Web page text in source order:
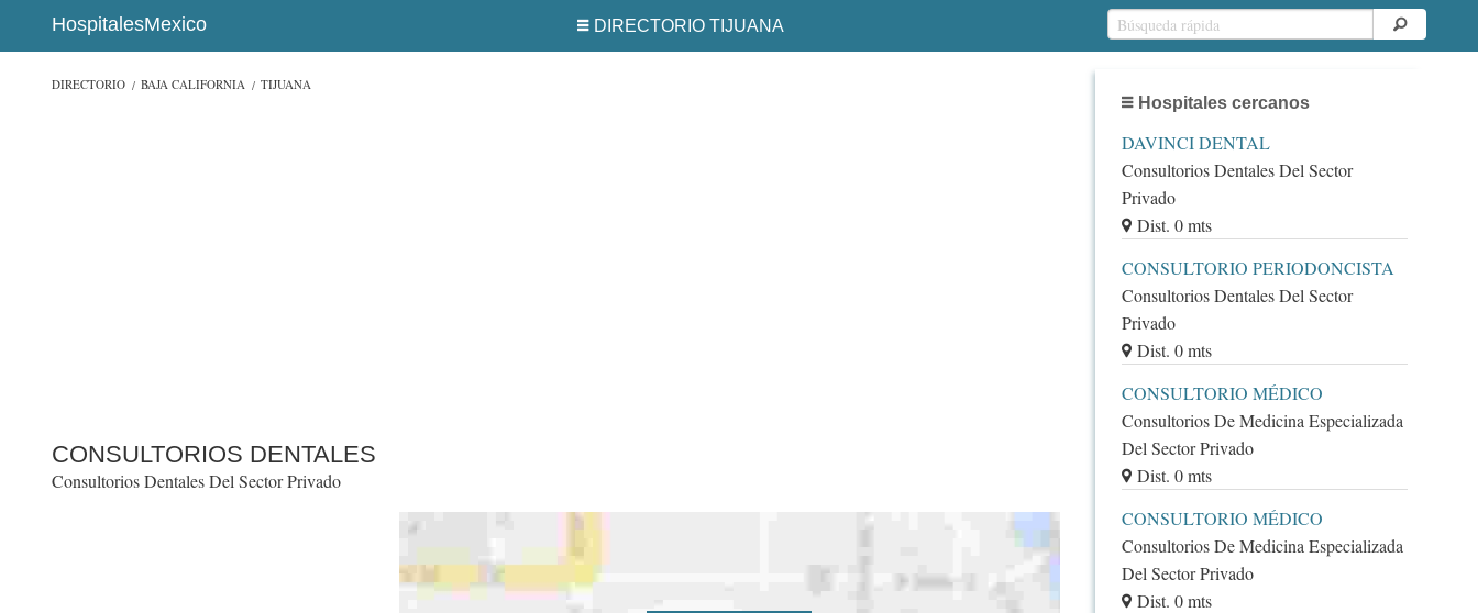
HospitalesMexico DIRECTORIO TIJUANA
DIRECTORIO BAJA CALIFORNIA TIJUANA
CONSULTORIOS DENTALES
Consultorios Dentales Del Sector Privado
Hospitales cercanos
DAVINCI DENTAL
Consultorios Dentales Del Sector
Privado
Dist. 0 mts
CONSULTORIO PERIODONCISTA
Consultorios Dentales Del Sector
Privado
Dist. 0 mts
CONSULTORIO MÉDICO
Consultorios De Medicina Especializada
Del Sector Privado
Dist. 0 mts
CONSULTORIO MÉDICO
Consultorios De Medicina Especializada
Del Sector Privado
Dist. 0 mts